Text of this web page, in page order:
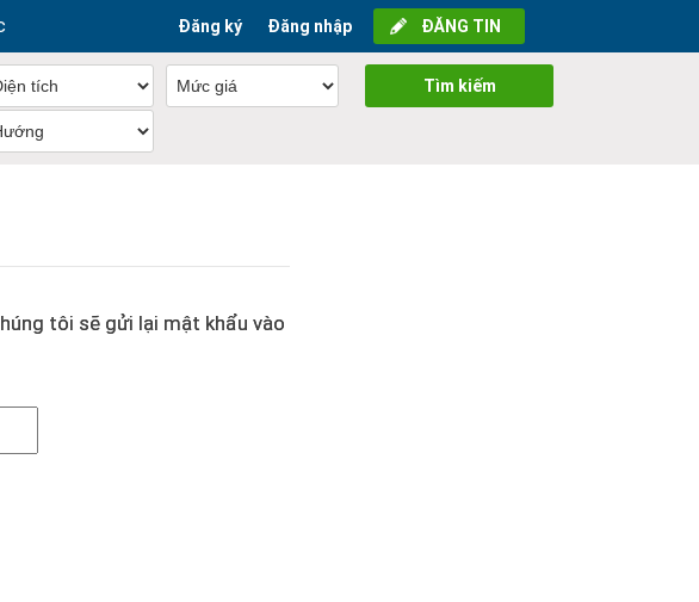
ĐĂNG TIN
Đăng nhập
Đăng ký
Tìm kiếm
tôi sẽ gửi lại mật khẩu vào